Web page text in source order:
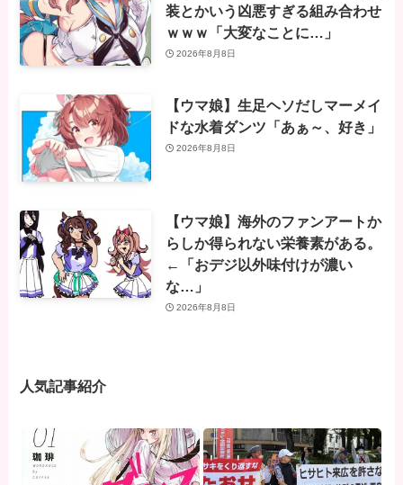
装とかいう凶悪すぎる組み合わせ
ｗｗｗ「大変なことに…」
2026年8月8日
【ウマ娘】生足ヘソだしマーメイ
ドな水着ダンツ「あぁ～、好き」
2026年8月8日
【ウマ娘】海外のファンアートか
らしか得られない栄養素がある。
←「おデジ以外味付けが濃い
な…」
2026年8月8日
人気記事紹介